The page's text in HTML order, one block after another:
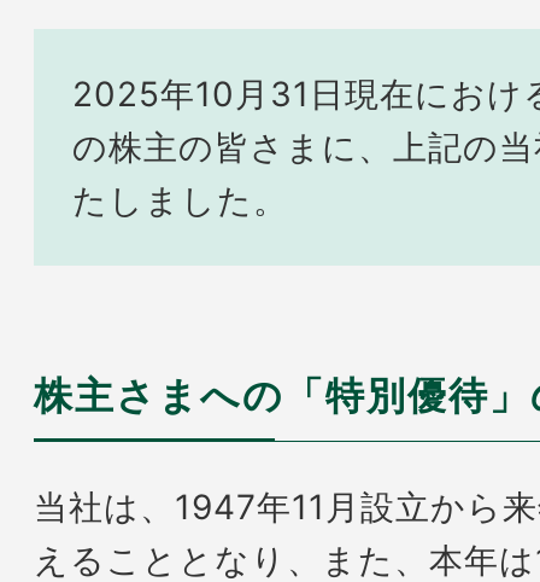
2025年10月31日現在におけ
の株主の皆さまに、上記の
たしました。
株主さまへの「特別優待
当社は、1947年11月設立から
えることとなり、また、本年